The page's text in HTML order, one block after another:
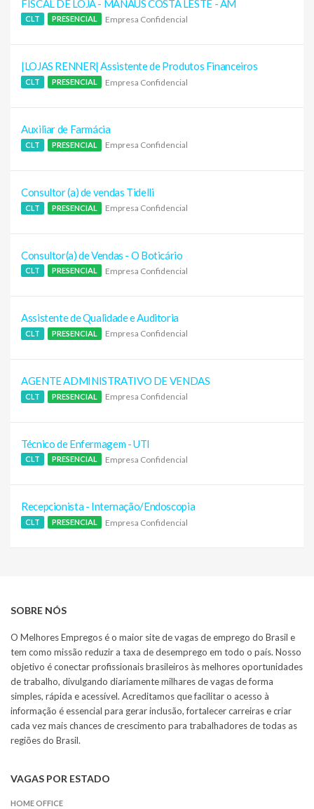
FISCAL DE LOJA - MANAUS COSTA LESTE - AM
CLT PRESENCIAL Empresa Confidencial
|LOJAS RENNER| Assistente de Produtos Financeiros
CLT PRESENCIAL Empresa Confidencial
Auxiliar de Farmácia
CLT PRESENCIAL Empresa Confidencial
Consultor (a) de vendas Tidelli
CLT PRESENCIAL Empresa Confidencial
Consultor(a) de Vendas - O Boticário
CLT PRESENCIAL Empresa Confidencial
Assistente de Qualidade e Auditoria
CLT PRESENCIAL Empresa Confidencial
AGENTE ADMINISTRATIVO DE VENDAS
CLT PRESENCIAL Empresa Confidencial
Técnico de Enfermagem - UTI
CLT PRESENCIAL Empresa Confidencial
Recepcionista - Internação/Endoscopia
CLT PRESENCIAL Empresa Confidencial
SOBRE NÓS
O Melhores Empregos é o maior site de vagas de emprego do Brasil e
tem como missão reduzir a taxa de desemprego em todo o país. Nosso
objetivo é conectar profissionais brasileiros às melhores oportunidades
de trabalho, divulgando diariamente milhares de vagas de forma
simples, rápida e acessível. Acreditamos que facilitar o acesso à
informação é essencial para gerar inclusão, fortalecer carreiras e criar
cada vez mais chances de crescimento para trabalhadores de todas as
regiões do Brasil.
VAGAS POR ESTADO
HOME OFFICE